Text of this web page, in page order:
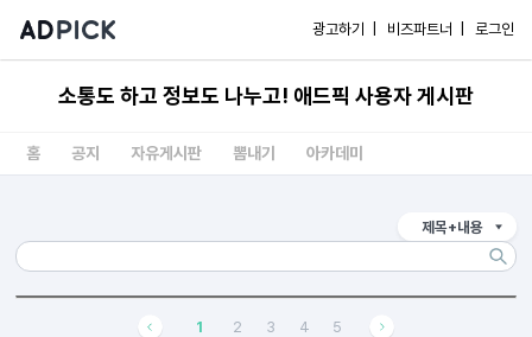
광고하기 | 비즈파트너 | 로그인
소통도 하고 정보도 나누고! 애드픽 사용자 게시판
홈 공지 자유게시판 뽐내기 아카데미
제목+내용
1 2 3 4 5